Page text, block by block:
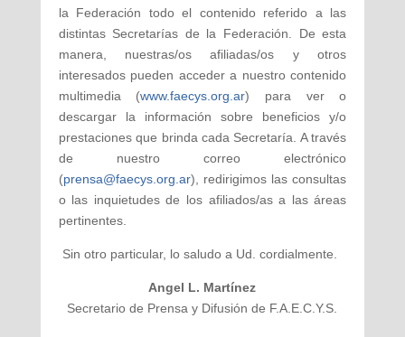
la Federación todo el contenido referido a las
distintas Secretarías de la Federación. De esta
manera, nuestras/os afiliadas/os y otros
interesados pueden acceder a nuestro contenido
multimedia (www.faecys.org.ar) para ver o
descargar la información sobre beneficios y/o
prestaciones que brinda cada Secretaría. A través
de nuestro correo electrónico
(prensa@faecys.org.ar), redirigimos las consultas
o las inquietudes de los afiliados/as a las áreas
pertinentes.
Sin otro particular, lo saludo a Ud. cordialmente.
Angel L. Martínez
Secretario de Prensa y Difusión de F.A.E.C.Y.S.